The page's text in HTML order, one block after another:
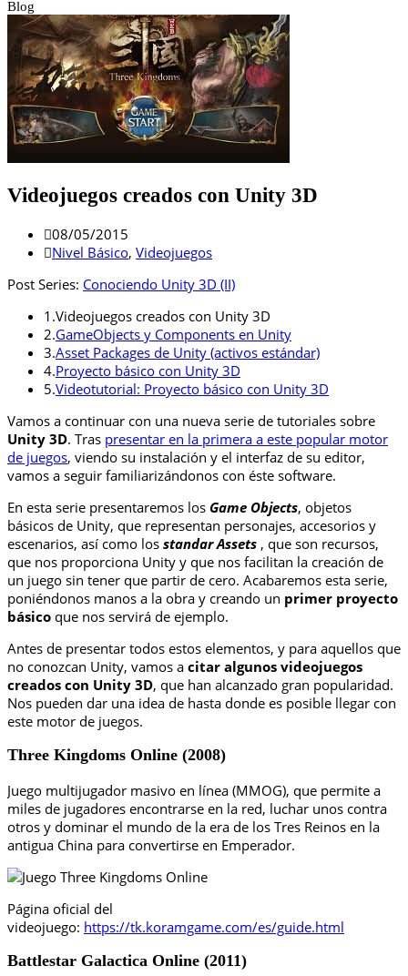
Blog
Videojuegos creados con Unity 3D
08/05/2015
Nivel Básico, Videojuegos
Post Series: Conociendo Unity 3D (II)
1.Videojuegos creados con Unity 3D
2.GameObjects y Components en Unity
3.Asset Packages de Unity (activos estándar)
4.Proyecto básico con Unity 3D
5.Videotutorial: Proyecto básico con Unity 3D
Vamos a continuar con una nueva serie de tutoriales sobre
Unity 3D. Tras presentar en la primera a este popular motor
de juegos, viendo su instalación y el interfaz de su editor,
vamos a seguir familiarizándonos con éste software.
En esta serie presentaremos los Game Objects, objetos
básicos de Unity, que representan personajes, accesorios y
escenarios, así como los standarAssets , que son recursos,
que nos proporciona Unity y que nos facilitan la creación de
un juego sin tener que partir de cero. Acabaremos esta serie,
poniéndonos manos a la obra y creando un primer proyecto
básico que nos servirá de ejemplo.
Antes de presentar todos estos elementos, y para aquellos que
no conozcan Unity, vamos a citar algunos videojuegos
creados con Unity 3D, que han alcanzado gran popularidad.
Nos pueden dar una idea de hasta donde es posible llegar con
este motor de juegos.
Three Kingdoms Online (2008)
Juego multijugador masivo en línea (MMOG), que permite a
miles de jugadores encontrarse en la red, luchar unos contra
otros y dominar el mundo de la era de los Tres Reinos en la
antigua China para convertirse en Emperador.
Página oficial del
videojuego: https://tk.koramgame.com/es/guide.html
Battlestar Galactica Online (2011)